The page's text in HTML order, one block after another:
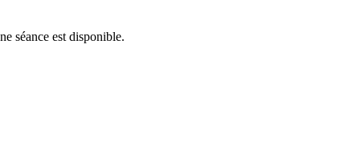
séance est disponible.